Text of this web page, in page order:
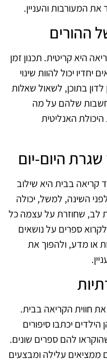
המעורבות והעניין.
ההורים
היא קריטית. תכנון זמן
יחדיו יכול להוות שינוי
בתוכן, לשאול שאלות
שלהם על מה
האנליטית
היום-יום
בבית היא שילוב
השינה, למשל, יכולה
לב, שחוזרת על עצמה כל
ספרים על נושאים
או מדע, ולהפוך את
את חווית הקריאה בבית.
יכתבו סיפורים
להם ספרים שונים.
ממציאים עלילה ומבצעים